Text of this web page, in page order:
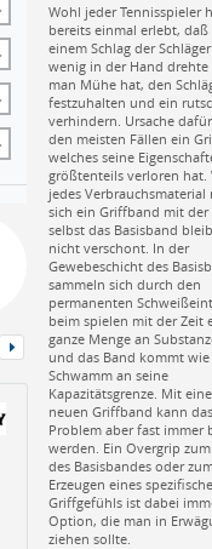
Wohl jeder Tennisspieler
bereits einmal erlebt, daß
einem Schlag der
wenig in der Hand drehte
man Mühe hat, den
festzuhalten und ein
verhindern. Ursache
den meisten Fällen ein
welches seine
größtenteils verloren hat.
jedes Verbrauchsmaterial
sich ein Griffband mit der
selbst das Basisband
nicht verschont. In der
Gewebeschicht des
sammeln sich durch den
permanenten
beim spielen mit der Zeit
ganze Menge an
und das Band kommt wie
Schwamm an seine
Kapazitätsgrenze. Mit
neuen Griffband kann das
Problem aber fast immer
werden. Ein Overgrip
des Basisbandes oder
Erzeugen eines
Griffgefühls ist dabei
Option, die man in
ziehen sollte.